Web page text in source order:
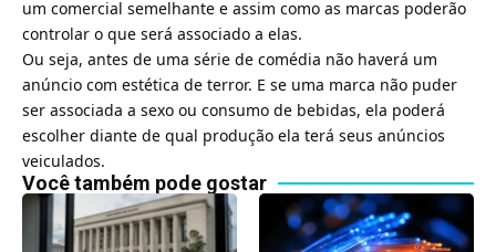
um comercial semelhante e assim como as marcas poderão
controlar o que será associado a elas.
Ou seja, antes de uma série de comédia não haverá um
anúncio com estética de terror. E se uma marca não puder
ser associada a sexo ou consumo de bebidas, ela poderá
escolher diante de qual produção ela terá seus anúncios
veiculados.
Você também pode gostar